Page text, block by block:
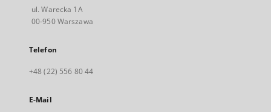
ul. Warecka 1A
00-950 Warszawa
Telefon
+48 (22) 556 80 44
E-Mail